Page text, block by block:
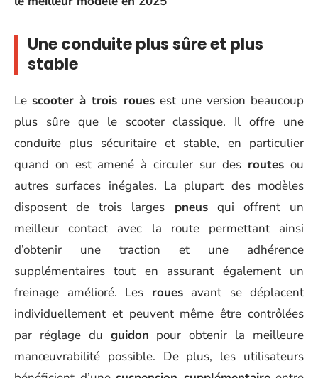
Une conduite plus sûre et plus
stable
Le scooter à trois rouesest une version beaucoup
plus sûre que le scooter classique. Il offre une
conduite plus sécuritaire et stable, en particulier
quand on est amené à circuler sur des routes ou
autres surfaces inégales. La plupart des modèles
disposent de trois larges pneusqui offrent un
meilleur contact avec la route permettant ainsi
d’obtenir une traction et une adhérence
supplémentaires tout en assurant également un
freinage amélioré. Les rouesavant se déplacent
individuellement et peuvent même être contrôlées
par réglage du guidon pour obtenir la meilleure
manœuvrabilité possible. De plus, les utilisateurs